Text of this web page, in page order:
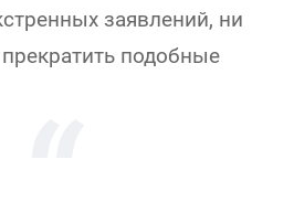
заявлений, ни
подобные